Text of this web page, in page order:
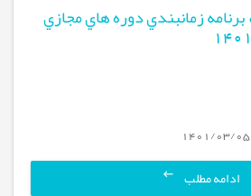
اطلاعيه شماره 5-01 برنامه زمانبندي دوره هاي مجازي
1401/03/05
ادامه مطلب